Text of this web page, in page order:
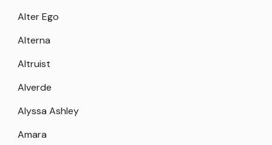
Alter Ego
Alterna
Altruist
Alverde
Alyssa Ashley
Amara